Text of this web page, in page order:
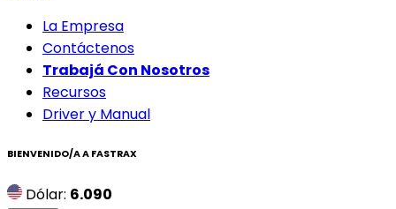
La Empresa
Contáctenos
Trabajá Con Nosotros
Recursos
Driver y Manual
BIENVENIDO/A A FASTRAX
Dólar: 6.090